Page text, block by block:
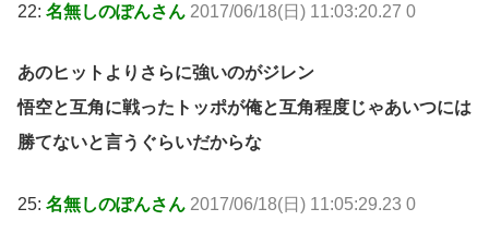
22: 名無しのぽんさん 2017/06/18(日) 11:03:20.27 0
あのヒットよりさらに強いのがジレン
悟空と互角に戦ったトッポが俺と互角程度じゃあいつには
勝てないと言うぐらいだからな
25: 名無しのぽんさん 2017/06/18(日) 11:05:29.23 0